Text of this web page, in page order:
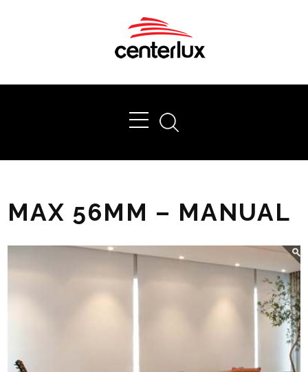
MAX 56MM – MANUAL